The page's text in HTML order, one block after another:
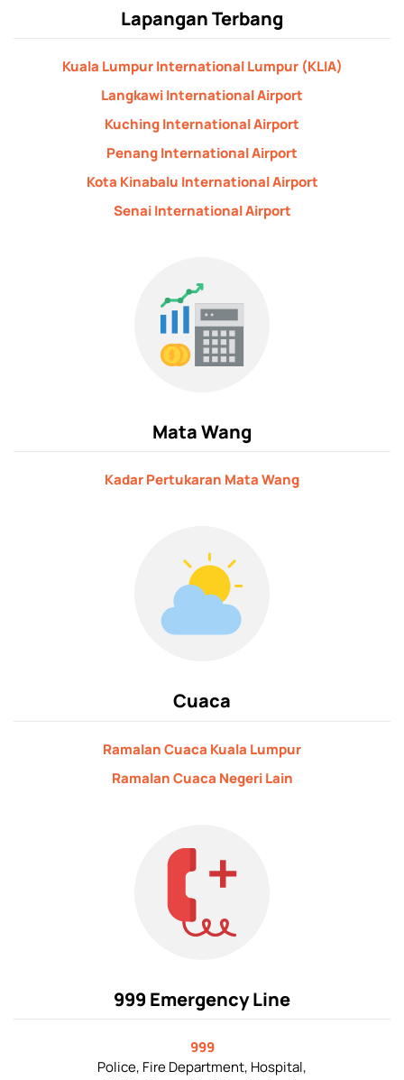
Lapangan Terbang
Kuala Lumpur International Lumpur (KLIA)
Langkawi International Airport
Kuching International Airport
Penang International Airport
Kota Kinabalu International Airport
Senai International Airport
Mata Wang
Kadar Pertukaran Mata Wang
Cuaca
Ramalan Cuaca Kuala Lumpur
Ramalan Cuaca Negeri Lain
999 Emergency Line
999
Police, Fire Department, Hospital,